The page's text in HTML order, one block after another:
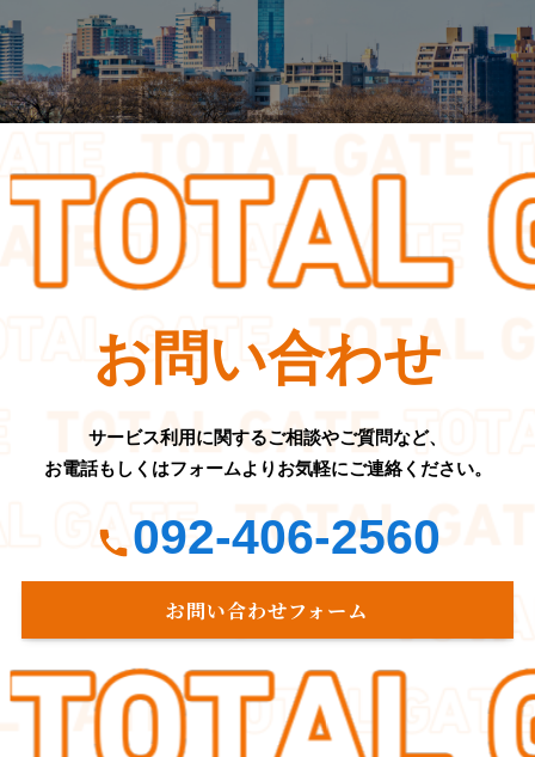
代表挨拶
MESSAGE
採用情報
REECRUIT
お問い合わせ
サービス利用に関するご相談やご質問など、
お電話もしくはフォームよりお気軽にご連絡ください。
092-406-2560
お問い合わせフォーム